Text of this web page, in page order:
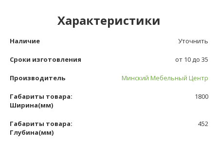
Характеристики
Наличие Уточнить
Сроки изготовления от 10 до 35
Производитель Минский Мебельный Центр
Габариты товара:
Ширина(мм)
1800
Габариты товара:
Глубина(мм)
452